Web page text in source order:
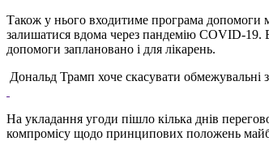
Також у нього входитиме програма допомоги
залишатися вдома через пандемію COVID-19.
допомоги заплановано і для лікарень.
Дональд Трамп хоче скасувати обмежувальні
На укладання угоди пішло кілька днів
компромісу щодо принципових положень